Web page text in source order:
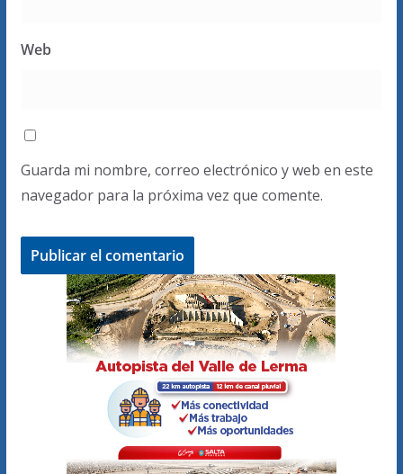
Web
Guarda mi nombre, correo electrónico y web en este
navegador para la próxima vez que comente.